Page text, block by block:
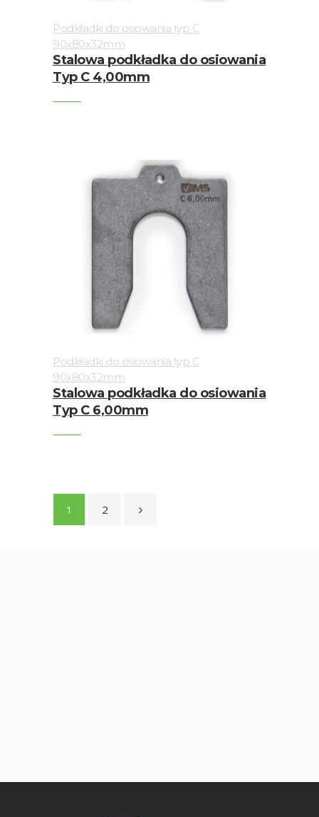
Podkładki do osiowania typ C
90x80x32mm
Stalowa podkładka do osiowania
Typ C 4,00mm
Podkładki do osiowania typ C
90x80x32mm
Stalowa podkładka do osiowania
Typ C 6,00mm
1 2